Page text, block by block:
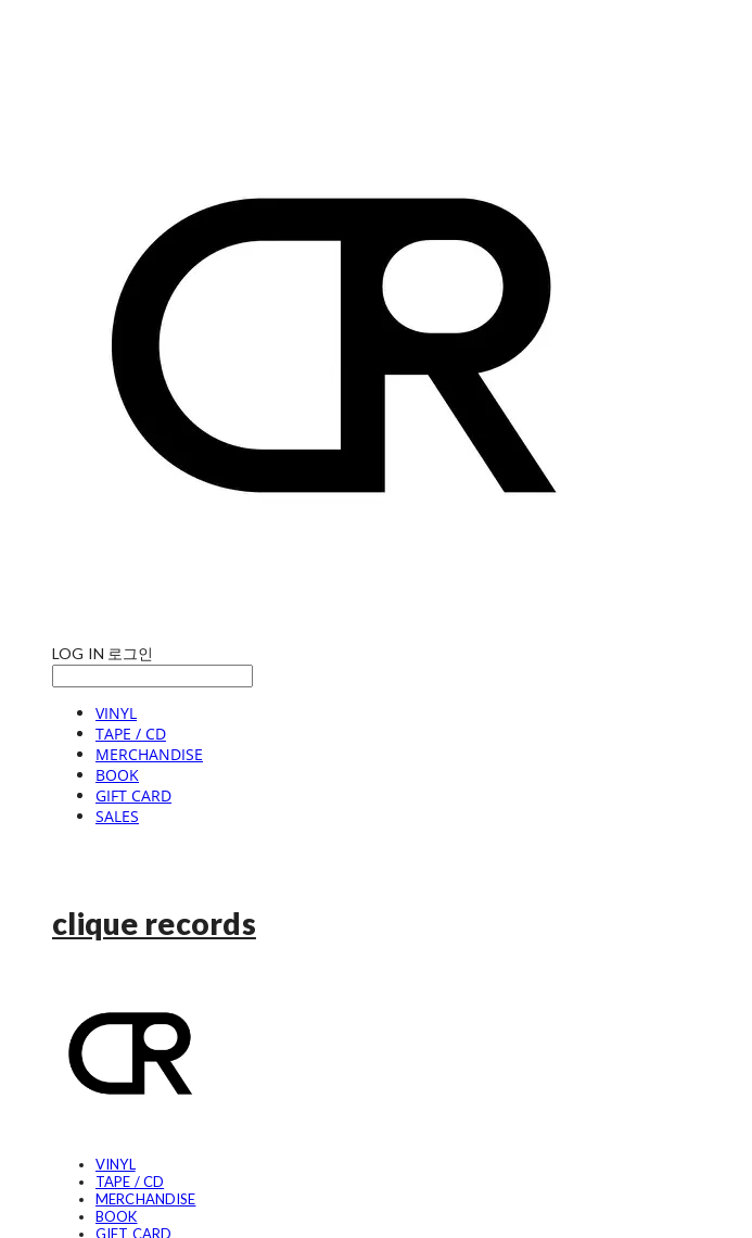
LOG IN 로그인
VINYL
TAPE / CD
MERCHANDISE
BOOK
GIFT CARD
SALES
clique records
VINYL
TAPE / CD
MERCHANDISE
BOOK
GIFT CARD